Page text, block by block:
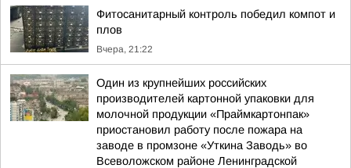
Фитосанитарный контроль победил компот и
плов
Вчера, 21:22
Один из крупнейших российских
производителей картонной упаковки для
молочной продукции «Праймкартонпак»
приостановил работу после пожара на
заводе в промзоне «Уткина Заводь» во
Всеволожском районе Ленинградской